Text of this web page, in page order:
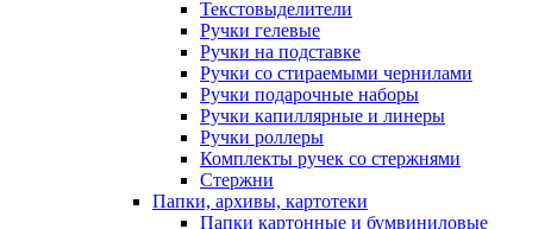
Текстовыделители
Ручки гелевые
Ручки на подставке
Ручки со стираемыми чернилами
Ручки подарочные наборы
Ручки капиллярные и линеры
Ручки роллеры
Комплекты ручек со стержнями
Стержни
Папки, архивы, картотеки
Папки картонные и бумвиниловые